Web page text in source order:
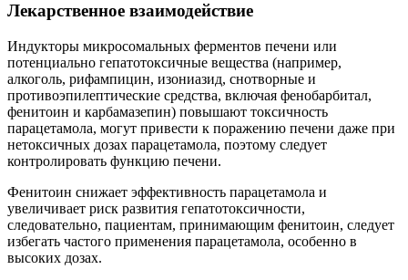
Лекарственное взаимодействие
Индукторы микросомальных ферментов печени или
потенциально гепатотоксичные вещества (например,
алкоголь, рифампицин, изониазид, снотворные и
противоэпилептические средства, включая фенобарбитал,
фенитоин и карбамазепин) повышают токсичность
парацетамола, могут привести к поражению печени даже при
нетоксичных дозах парацетамола, поэтому следует
контролировать функцию печени.
Фенитоин снижает эффективность парацетамола и
увеличивает риск развития гепатотоксичности,
следовательно, пациентам, принимающим фенитоин, следует
избегать частого применения парацетамола, особенно в
высоких дозах.